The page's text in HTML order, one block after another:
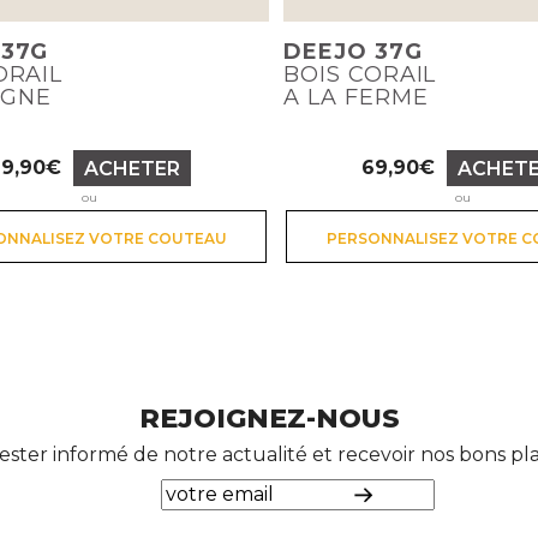
Prix
ACHETER
ou
VOTRE COUTEAU
DEEJO 37G
BOIS CORAIL
A LA FERME
Prix
69,90€
ou
PERSONNALISEZ VOTRE
REJOIGNEZ-NOUS
informé de notre actualité et recevoir nos bons